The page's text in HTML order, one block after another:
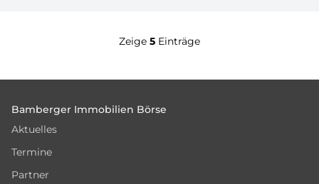
Zeige 5 Einträge
Bamberger Immobilien Börse
Aktuelles
Termine
Partner